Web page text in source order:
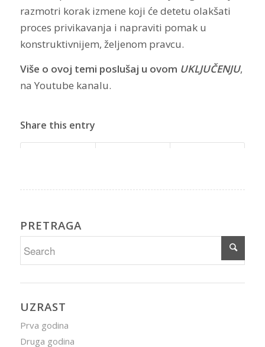
razmotri korak izmene koji će detetu olakšati
proces privikavanja i napraviti pomak u
konstruktivnijem, željenom pravcu.
Više o ovoj temi poslušaj u ovom UKLJUČENJU,
na Youtube kanalu.
Share this entry
PRETRAGA
UZRAST
Prva godina
Druga godina